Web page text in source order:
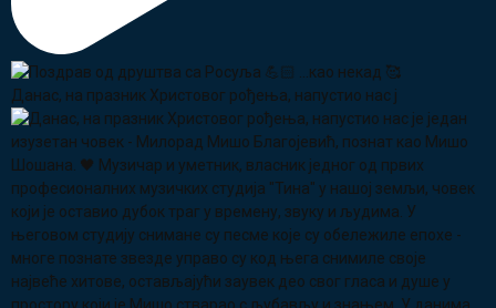
Данас, на празник Христовог рођења, напустио нас ј